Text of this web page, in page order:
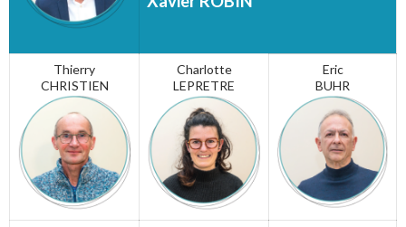
Thierry
CHRISTIEN
Charlotte
LEPRETRE
Eric
BUHR